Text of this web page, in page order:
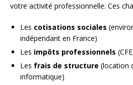
votre activité professionnelle. Ces
Les cotisations sociales
indépendant en France)
Les impôts professionnels
Les frais de structure (location
informatique)